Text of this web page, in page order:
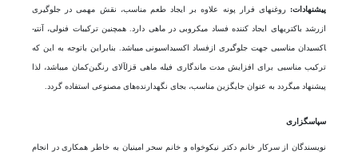
پیشنهادات:روغن­های فرار پونه علاوه بر ایجاد طعم مناسب، نقش مهمی در جلوگیری
ازرشد باکتری­های ایجاد کننده فساد میکروبی در ماهی دارد. همچنین ترکیبات فنولی، آنتی­
اکسیدان مناسبی جهت جلوگیری ازفساد اکسیداسیونی می­باشد. بنابراین باتوجه به این که
ترکیب مناسبی برای افزایش مدت ماندگاری فیله ماهی قزل­آلای­ رنگین‌کمان می­باشد، لذا
پیشنهاد می­گردد به عنوان جایگزین مناسب، بجای نگهدارنده‌های مصنوعی استفاده گردد.
سپاسگزاری
نویسندگان از سرکار خانم دکتر نیکوخواه و خانم سحر امینیان به خاطر همکاری در انجام